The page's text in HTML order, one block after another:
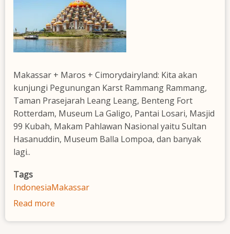
Makassar + Maros + Cimorydairyland: Kita akan
kunjungi Pegunungan Karst Rammang Rammang,
Taman Prasejarah Leang Leang, Benteng Fort
Rotterdam, Museum La Galigo, Pantai Losari, Masjid
99 Kubah, Makam Pahlawan Nasional yaitu Sultan
Hasanuddin, Museum Balla Lompoa, dan banyak
lagi..
Tags
IndonesiaMakassar
Read more